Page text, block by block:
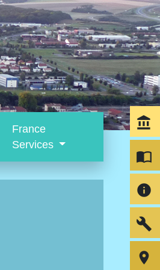
France
Services
account_balance
import_contacts
info
build
room